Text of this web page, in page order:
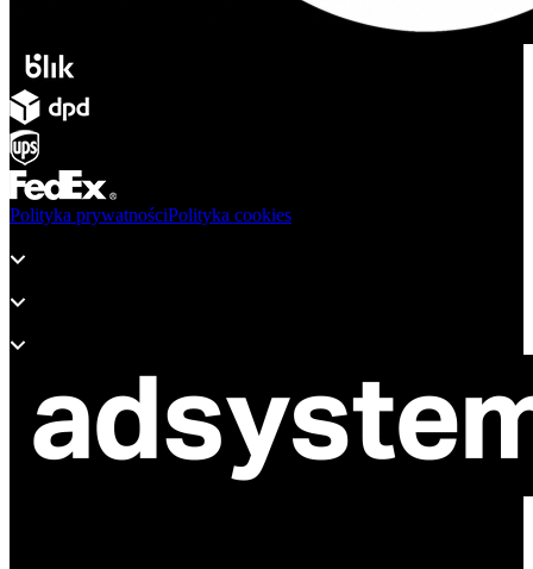
Polityka prywatnościPolityka cookies